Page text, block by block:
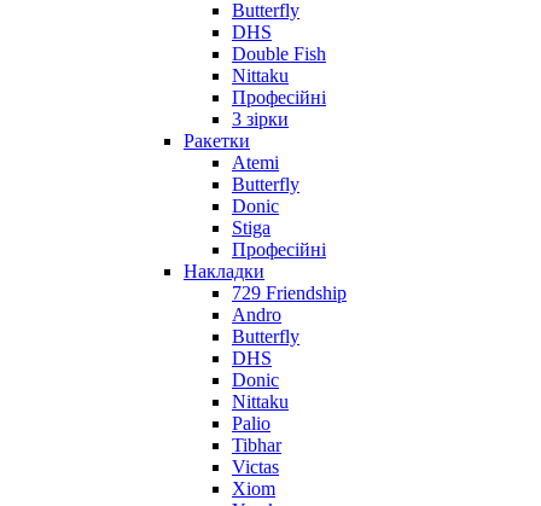
Butterfly
DHS
Double Fish
Nittaku
Професійні
3 зірки
Ракетки
Atemi
Butterfly
Donic
Stiga
Професійні
Накладки
729 Friendship
Andro
Butterfly
DHS
Donic
Nittaku
Palio
Tibhar
Victas
Xiom